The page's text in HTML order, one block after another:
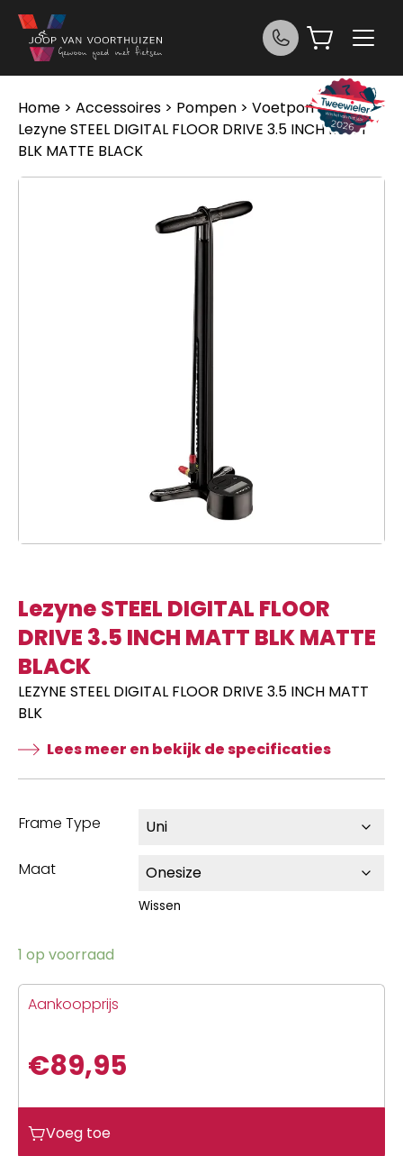
Ga naar de inhoud
Home > Accessoires > Pompen > Voetpompen>
Lezyne STEEL DIGITAL FLOOR DRIVE 3.5 INCH MATT
BLK MATTE BLACK
Lezyne STEEL DIGITAL FLOOR
DRIVE 3.5 INCH MATT BLK MATTE
BLACK
LEZYNE STEEL DIGITAL FLOOR DRIVE 3.5 INCH MATT
BLK
Lees meer en bekijk de specificaties
Frame Type
Maat
Wissen
1 op voorraad
Aankoopprijs
€89,95
Voeg toe